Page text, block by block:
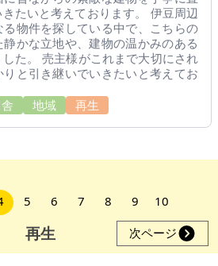
たいと考えております。 伊豆周辺
物件を探している中で、こちらの
かな立地や、建物の温かみのある
た。 売主様がこれまで大切にされ
と引き継いでいきたいと考えてお
地域 再生
5 6 7 8 9
10
再生 次ページ